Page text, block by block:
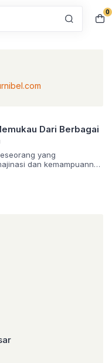
0
Dari Berbagai
yang
dan kemampuannya
di tambah dengan
seorang arsitek